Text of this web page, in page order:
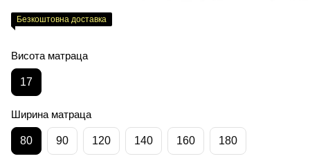
Безкоштовна доставка
Висота матраца
17
Ширина матраца
80 90 120 140 160 180